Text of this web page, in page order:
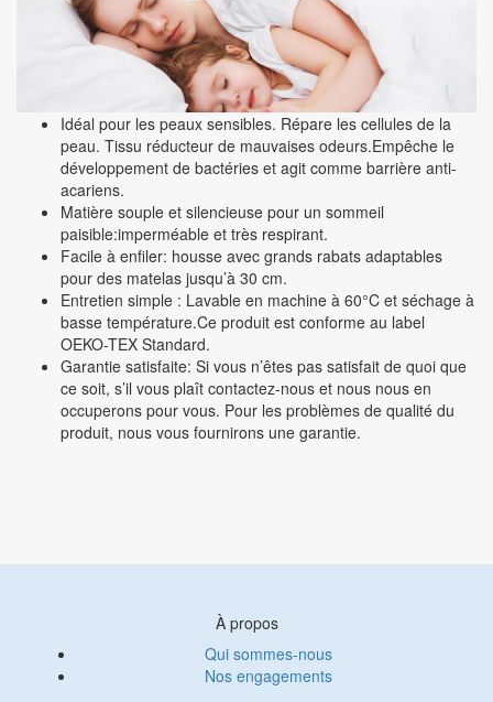
Idéal pour les peaux sensibles. Répare les cellules de la
peau. Tissu réducteur de mauvaises odeurs.Empêche le
développement de bactéries et agit comme barrière anti-
acariens.
Matière souple et silencieuse pour un sommeil
paisible:imperméable et très respirant.
Facile à enfiler: housse avec grands rabats adaptables
pour des matelas jusqu’à 30 cm.
Entretien simple : Lavable en machine à 60°C et séchage à
basse température.Ce produit est conforme au label
OEKO-TEX Standard.
Garantie satisfaite: Si vous n’êtes pas satisfait de quoi que
ce soit, s’il vous plaît contactez-nous et nous nous en
occuperons pour vous. Pour les problèmes de qualité du
produit, nous vous fournirons une garantie.
À propos
Qui sommes-nous
Nos engagements